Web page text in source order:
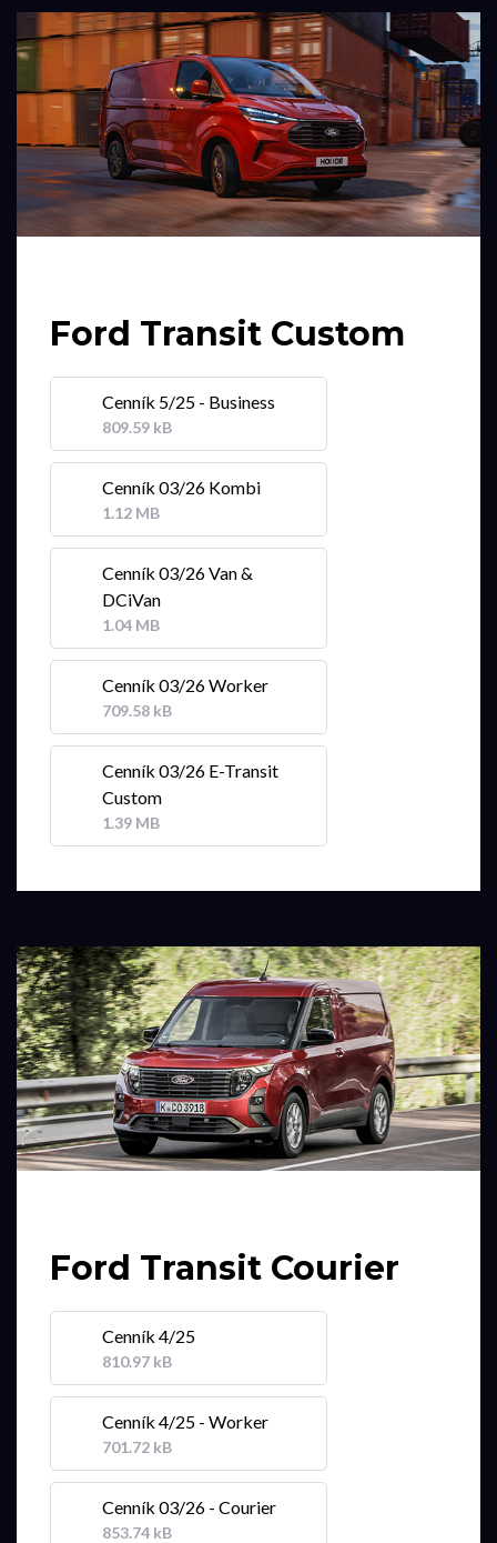
Ford Transit Custom
Cenník 5/25 - Business
809.59 kB
Cenník 03/26 Kombi
1.12 MB
Cenník 03/26 Van &
DCiVan
1.04 MB
Cenník 03/26 Worker
709.58 kB
Cenník 03/26 E-Transit
Custom
1.39 MB
Ford Transit Courier
Cenník 4/25
810.97 kB
Cenník 4/25 - Worker
701.72 kB
Cenník 03/26 - Courier
853.74 kB